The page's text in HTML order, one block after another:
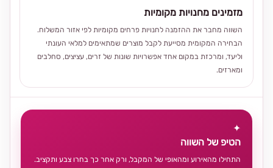
מזמינים מחנויות מקומיות
השווה מחבר את ההזמנה לחנויות פרחים מקומיות לפי אזור המשלוח.
הבחירה המקומית מסייעת לקבל מוצרים שמתאימים למלאי העונתי
וליעד, ומרכזת במקום אחד אפשרויות שונות של זרים, עציצים, סחלבים
ומארזים.
✦
הטיפ של השווה
התחילו מהאירוע ומהאופי של המקבל, ורק אחר כך בחרו צבע ותקציב.